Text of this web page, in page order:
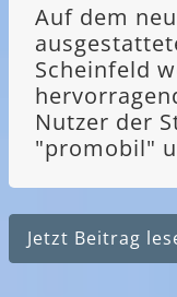
Auf dem
Scheinfeld
Nutzer der
"promobil"
Jetzt Beitrag